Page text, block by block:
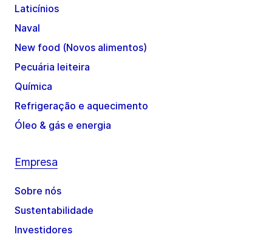
Laticínios
Naval
New food (Novos alimentos)
Pecuária leiteira
Química
Refrigeração e aquecimento
Óleo & gás e energia
Empresa
Sobre nós
Sustentabilidade
Investidores